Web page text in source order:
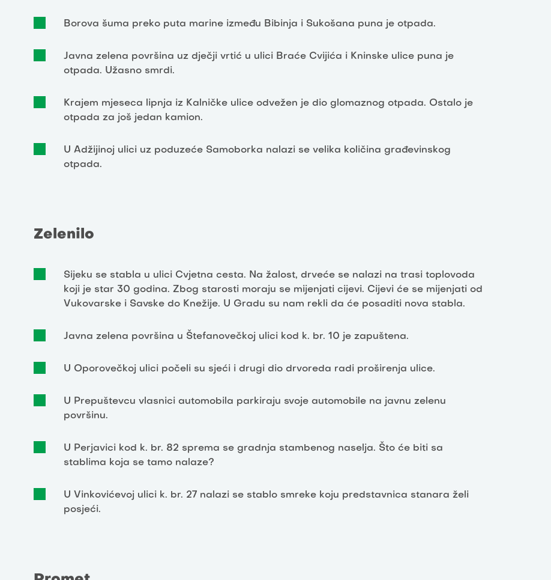
Borova šuma preko puta marine između Bibinja i Sukošana puna je otpada.
Javna zelena površina uz dječji vrtić u ulici Braće Cvijića i Kninske ulice puna je
otpada. Užasno smrdi.
Krajem mjeseca lipnja iz Kalničke ulice odvežen je dio glomaznog otpada. Ostalo je
otpada za još jedan kamion.
U Adžijinoj ulici uz poduzeće Samoborka nalazi se velika količina građevinskog
otpada.
Zelenilo
Sijeku se stabla u ulici Cvjetna cesta. Na žalost, drveće se nalazi na trasi toplovoda
koji je star 30 godina. Zbog starosti moraju se mijenjati cijevi. Cijevi će se mijenjati od
Vukovarske i Savske do Knežije. U Gradu su nam rekli da će posaditi nova stabla.
Javna zelena površina u Štefanovečkoj ulici kod k. br. 10 je zapuštena.
U Oporovečkoj ulici počeli su sjeći i drugi dio drvoreda radi proširenja ulice.
U Prepuštevcu vlasnici automobila parkiraju svoje automobile na javnu zelenu
površinu.
U Perjavici kod k. br. 82 sprema se gradnja stambenog naselja. Što će biti sa
stablima koja se tamo nalaze?
U Vinkovićevoj ulici k. br. 27 nalazi se stablo smreke koju predstavnica stanara želi
posjeći.